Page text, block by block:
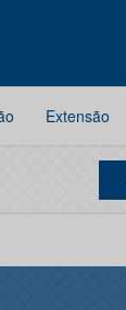
Extensão